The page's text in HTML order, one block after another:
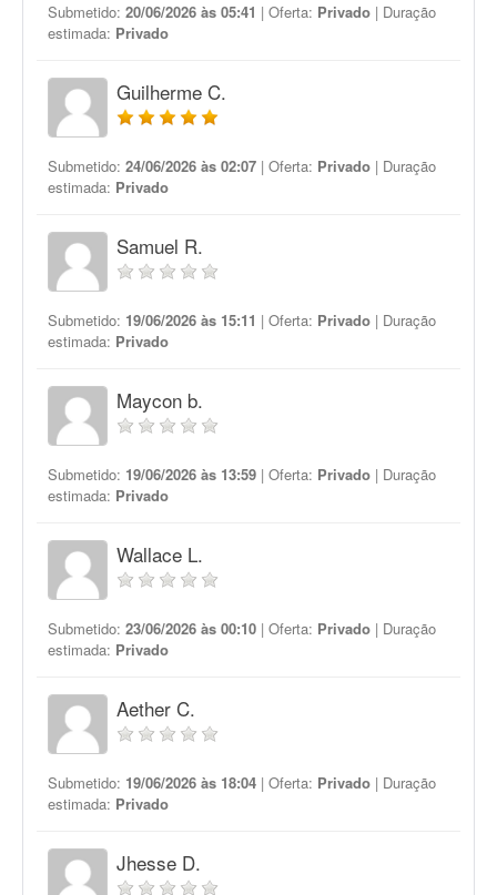
Submetido: 20/06/2026 às 05:41 | Oferta: Privado | Duração
estimada: Privado
Guilherme C.
Submetido: 24/06/2026 às 02:07 | Oferta: Privado | Duração
estimada: Privado
Samuel R.
Submetido: 19/06/2026 às 15:11 | Oferta: Privado | Duração
estimada: Privado
Maycon b.
Submetido: 19/06/2026 às 13:59 | Oferta: Privado | Duração
estimada: Privado
Wallace L.
Submetido: 23/06/2026 às 00:10 | Oferta: Privado | Duração
estimada: Privado
Aether C.
Submetido: 19/06/2026 às 18:04 | Oferta: Privado | Duração
estimada: Privado
Jhesse D.